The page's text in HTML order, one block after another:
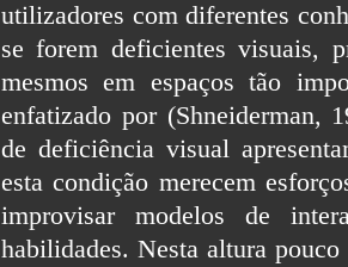
utilizadores com diferentes
se forem deficientes visuais,
mesmos em espaços tão
enfatizado por (Shneiderman,
de deficiência visual
esta condição merecem
improvisar modelos de
habilidades. Nesta altura